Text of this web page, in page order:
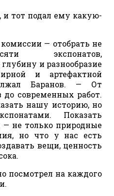
тот подал ему какую-
— отобрать не
экспонатов,
и разнообразие
и артефактной
Баранов. — От
до современных работ.
нашу историю, но
Показать
— не только природные
но что у нас есть
вещи, ценность
посмотрел на каждого